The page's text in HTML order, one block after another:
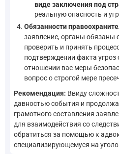
виде заключения под
реальную опасность и
Обязанности
заявление, органы обязаны
проверить и принять
подтверждении факта
отношении вас меры
вопрос о строгой мере
Рекомендация: Ввиду
давностью события и
грамотного составления
для взаимодействия со
обратиться за помощью к
специализирующемуся на